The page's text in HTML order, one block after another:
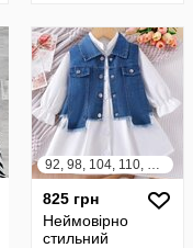
92, 98, 104, 110, 116, 122
825 грн
Неймовірно
стильний